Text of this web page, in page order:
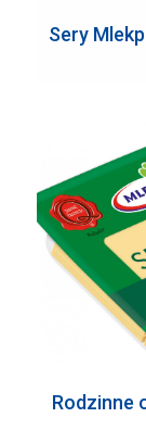
Sery
Rodzinne